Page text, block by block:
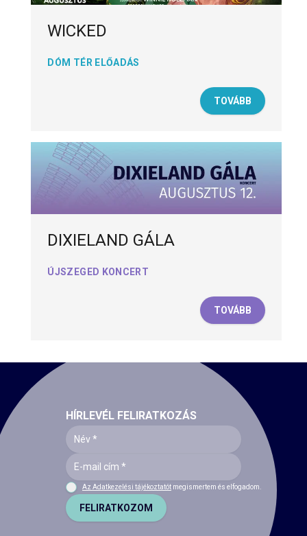
WICKED
DÓM TÉR ELŐADÁS
TOVÁBB
DIXIELAND GÁLA
ÚJSZEGED KONCERT
TOVÁBB
HÍRLEVÉL FELIRATKOZÁS
Az Adatkezelési tájékoztatót megismertem és elfogadom.
FELIRATKOZOM